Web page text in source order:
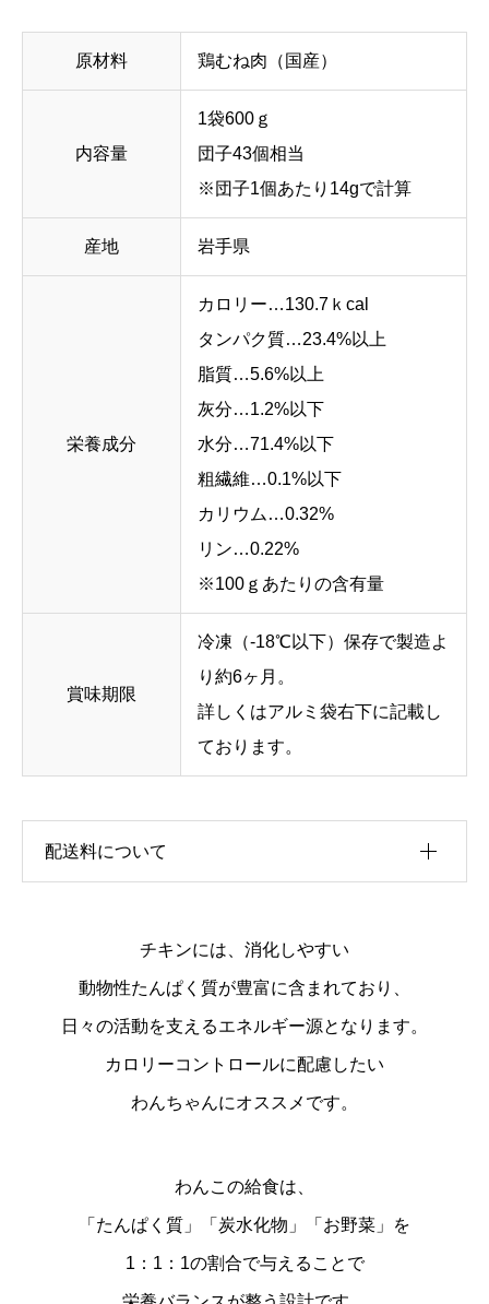
原材料 鶏むね肉（国産）
内容量
1袋600ｇ
団子43個相当
※団子1個あたり14gで計算
産地 岩手県
栄養成分
カロリー…130.7ｋcal
タンパク質…23.4%以上
脂質…5.6%以上
灰分…1.2%以下
水分…71.4%以下
粗繊維…0.1%以下
カリウム…0.32%
リン…0.22%
※100ｇあたりの含有量
賞味期限
冷凍（-18℃以下）保存で製造よ
り約6ヶ月。
詳しくはアルミ袋右下に記載し
ております。
配送料について
送料を頂戴しております。
本州、四国、九州・・・ 850円(税込)
北海道・・・ 1,100円(税込)
沖縄県・・・ 1,700円(税込)
ショッピングカートのご注文確認画面にてご確認
いただけます。
チキンには、消化しやすい
動物性たんぱく質が豊富に含まれており、
日々の活動を支えるエネルギー源となります。
カロリーコントロールに配慮したい
わんちゃんにオススメです。
わんこの給食は、
「たんぱく質」「炭水化物」「お野菜」を
1：1：1の割合で与えることで